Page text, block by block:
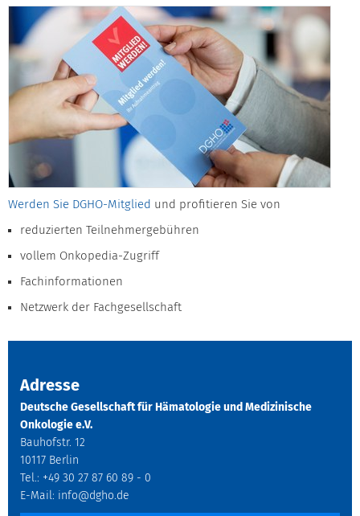
Werden Sie DGHO-Mitglied und profitieren Sie von
reduzierten Teilnehmergebühren
vollem Onkopedia-Zugriff
Fachinformationen
Netzwerk der Fachgesellschaft
Adresse
Deutsche Gesellschaft für Hämatologie und Medizinische
Onkologie e.V.
Bauhofstr. 12
10117 Berlin
Tel.: +49 30 27 87 60 89 - 0
E-Mail: info@dgho.de